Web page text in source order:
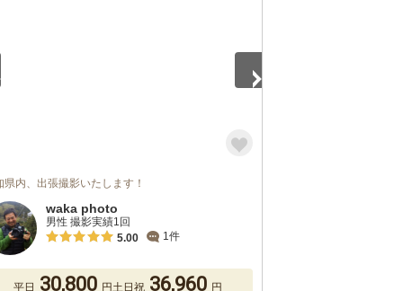
県内、出張撮影いたします！
waka photo
男性 撮影実績1回
5.00
1件
平日 30,800 円土日祝 36,960 円